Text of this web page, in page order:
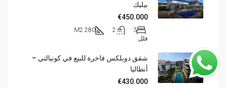
بيليك
€450.000
3
2
280 M2
فلل
شقق دوبلكس فاخرة للبيع في كونيالتي –
أنطاليا
€430.000